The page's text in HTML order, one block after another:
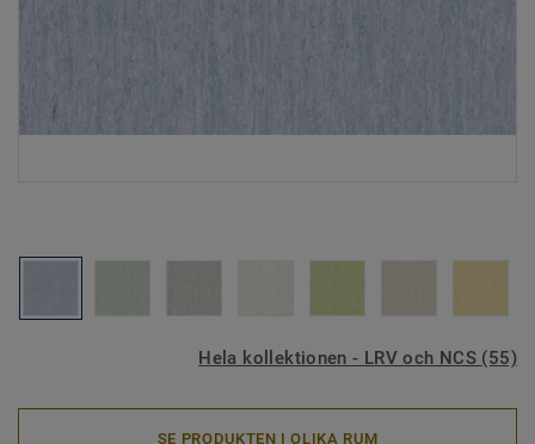
Hela kollektionen - LRV och NCS (55)
SE PRODUKTEN I OLIKA RUM